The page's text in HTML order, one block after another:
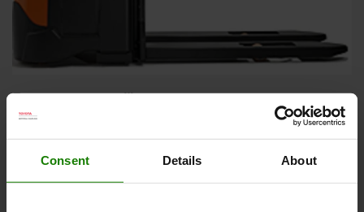
Consent Details About
Fremragende stabilitet
BTs unikke 5-punkts chassis giver fremragende stabilitet